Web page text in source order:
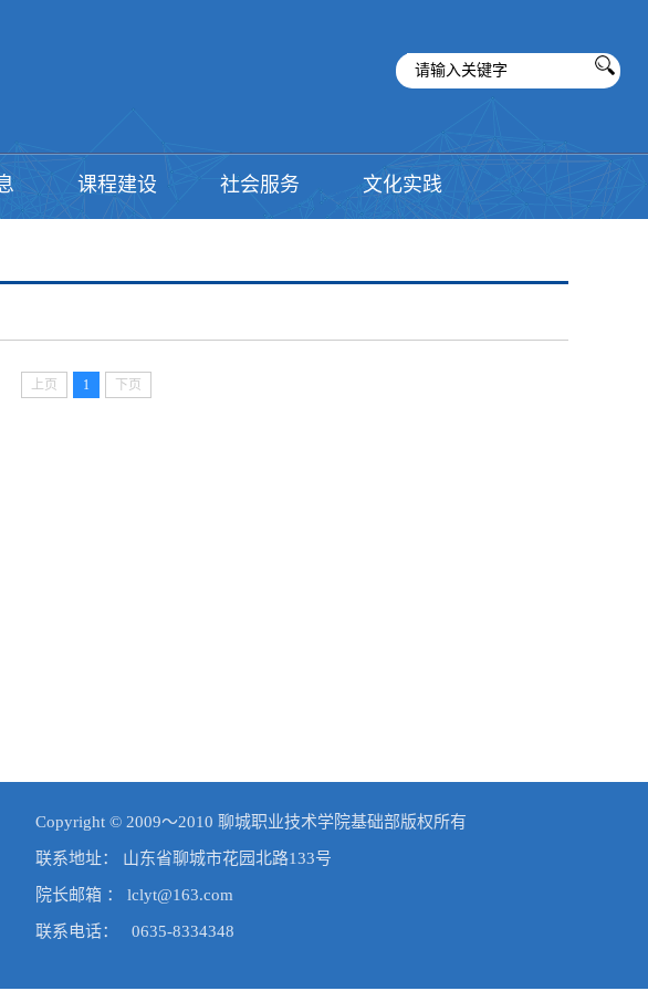
课程建设 社会服务 文化实践
上页 1 下页
Copyright © 2009～2010 聊城职业技术学院基础部版权所有
联系地址： 山东省聊城市花园北路133号
院长邮箱 ： lclyt@163.com
联系电话： 0635-8334348